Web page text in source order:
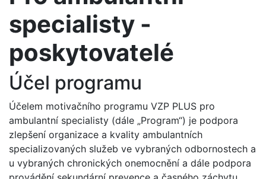
specialisty -
poskytovatelé
Účel programu
Účelem motivačního programu VZP PLUS pro
ambulantní specialisty (dále „Program“) je podpora
zlepšení organizace a kvality ambulantních
specializovaných služeb ve vybraných odbornostech a
u vybraných chronických onemocnění a dále podpora